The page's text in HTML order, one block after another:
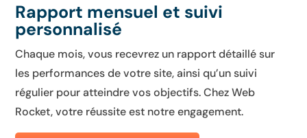
Rapport mensuel et suivi
personnalisé
Chaque mois, vous recevrez un rapport détaillé sur
les performances de votre site, ainsi qu’un suivi
régulier pour atteindre vos objectifs. Chez Web
Rocket, votre réussite est notre engagement.